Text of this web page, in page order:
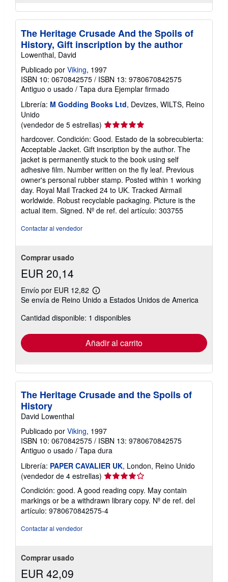
The Heritage Crusade And the Spoils of
History, Gift inscription by the author
Lowenthal, David
Publicado por Viking, 1997
ISBN 10: 0670842575 / ISBN 13: 9780670842575
Antiguo o usado / Tapa dura Ejemplar firmado
Librería: M Godding Books Ltd, Devizes, WILTS, Reino
Unido
(vendedor de 5 estrellas) Calificación
del
vendedor:
5
de
5
estrellas
hardcover. Condición: Good. Estado de la sobrecubierta:
Acceptable Jacket. Gift inscription by the author. The
jacket is permanently stuck to the book using self
adhesive film. Number written on the fly leaf. Previous
owner's personal rubber stamp. Posted within 1 working
day. Royal Mail Tracked 24 to UK. Tracked Airmail
worldwide. Robust recyclable packaging. Picture is the
actual item. Signed. Nº de ref. del artículo: 303755
Contactar al vendedor
Comprar usado
EUR 20,14
Envío por EUR 12,82
Más
información
las
tarifas
envío
Se envía de Reino Unido a Estados Unidos de America
Cantidad disponible: 1 disponibles
Añadir al carrito
The Heritage Crusade and the Spoils of
History
David Lowenthal
Publicado por Viking, 1997
ISBN 10: 0670842575 / ISBN 13: 9780670842575
Antiguo o usado / Tapa dura
Librería: PAPER CAVALIER UK, London, Reino Unido
(vendedor de 4 estrellas) Calificación
vendedor:
4
de
Condición: good. A good reading copy. May contain
markings or be a withdrawn library copy. Nº de ref. del
artículo: 9780670842575-4
Contactar al vendedor
Comprar usado
EUR 42,09